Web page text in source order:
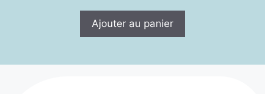
Ajouter au panier